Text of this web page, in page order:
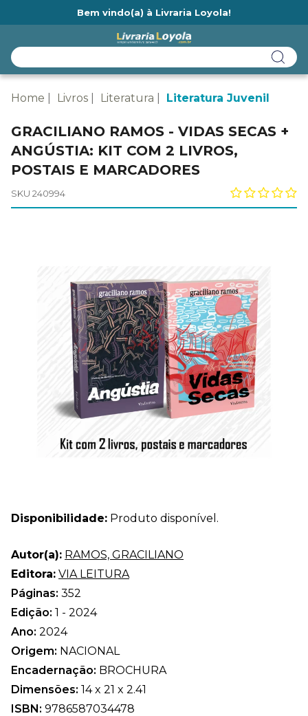
Bem vindo(a) à Livraria Loyola!
Home Livros Literatura Literatura Juvenil
GRACILIANO RAMOS - VIDAS SECAS +
ANGÚSTIA: KIT COM 2 LIVROS,
POSTAIS E MARCADORES
SKU 240994
Disponibilidade: Produto disponível.
Autor(a): RAMOS, GRACILIANO
Editora: VIA LEITURA
Páginas: 352
Edição: 1 - 2024
Ano: 2024
Origem: NACIONAL
Encadernação: BROCHURA
Dimensões: 14 x 21 x 2.41
ISBN: 9786587034478